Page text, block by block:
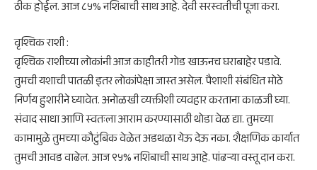
ठीक होईल. आज ८५% नशिबाची साथ आहे. देवी सरस्वतीची पूजा करा.
वृश्चिक राशी :
वृश्चिक राशीच्या लोकांनी आज काहीतरी गोड खाऊनच घराबाहेर पडावे.
तुमची यशाची पातळी इतर लोकांपेक्षा जास्त असेल. पैशाशी संबंधित मोठे
निर्णय हुशारीने घ्यावेत. अनोळखी व्यक्तीशी व्यवहार करताना काळजी घ्या.
संवाद साधा आणि स्वतःला आराम करण्यासाठी थोडा वेळ द्या. तुमच्या
कामामुळे तुमच्या कौटुंबिक वेळेत अडथळा येऊ देऊ नका. शैक्षणिक कार्यात
तुमची आवड वाढेल. आज ९५% नशिबाची साथ आहे. पांढर्‍या वस्तू दान करा.